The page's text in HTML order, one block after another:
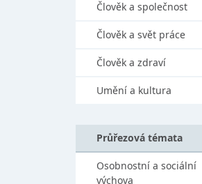
Člověk a společnost
Člověk a svět práce
Člověk a zdraví
Umění a kultura
Průřezová témata
Osobnostní a sociální
výchova